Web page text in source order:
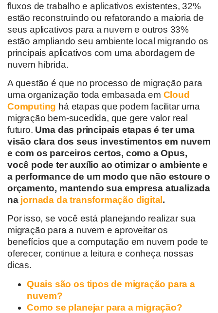
fluxos de trabalho e aplicativos existentes, 32%
estão reconstruindo ou refatorando a maioria de
seus aplicativos para a nuvem e outros 33%
estão ampliando seu ambiente local migrando os
principais aplicativos com uma abordagem de
nuvem híbrida.
A questão é que no processo de migração para
uma organização toda embasada em Cloud
Computing há etapas que podem facilitar uma
migração bem-sucedida, que gere valor real
futuro. Uma das principais etapas é ter uma
visão clara dos seus investimentos em nuvem
e com os parceiros certos, como a Opus,
você pode ter auxílio ao otimizar o ambiente e
a performance de um modo que não estoure o
orçamento, mantendo sua empresa atualizada
na jornada da transformação digital .
Por isso, se você está planejando realizar sua
migração para a nuvem e aproveitar os
benefícios que a computação em nuvem pode te
oferecer, continue a leitura e conheça nossas
dicas.
Quais são os tipos de migração para a
nuvem?
Como se planejar para a migração?